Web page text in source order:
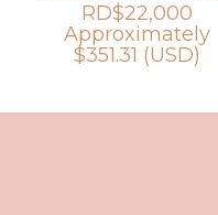
RD$22,000
Approximately
$351.31 (USD)